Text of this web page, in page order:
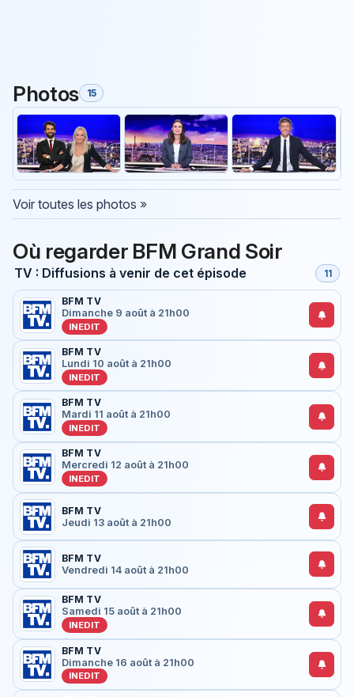
Photos 15
Voir toutes les photos »
Où regarder BFM Grand Soir
TV : Diffusions à venir de cet épisode 11
BFM TV
Dimanche 9 août à 21h00
INEDIT
BFM TV
Lundi 10 août à 21h00
INEDIT
BFM TV
Mardi 11 août à 21h00
INEDIT
BFM TV
Mercredi 12 août à 21h00
INEDIT
BFM TV
Jeudi 13 août à 21h00
BFM TV
Vendredi 14 août à 21h00
BFM TV
Samedi 15 août à 21h00
INEDIT
BFM TV
Dimanche 16 août à 21h00
INEDIT